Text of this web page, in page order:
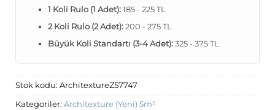
1 Koli Rulo (1 Adet):185 - 225 TL
2 Koli Rulo (2 Adet):200 - 275 TL
Büyük Koli Standartı (3-4 Adet):325 - 375 TL
Stok kodu: ArchitextureZ57747
Kategoriler: Architexture (Yeni) 5m²